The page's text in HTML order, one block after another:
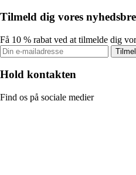
Tilmeld dig vores
Få 10 % rabat ved at tilmelde dig
Hold kontakten
Find os på sociale medier